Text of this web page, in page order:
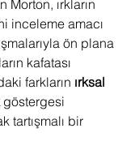
Morton, ırkların
inceleme amacı
ön plana
kafatası
farkların ırksal
göstergesi
tartışmalı bir